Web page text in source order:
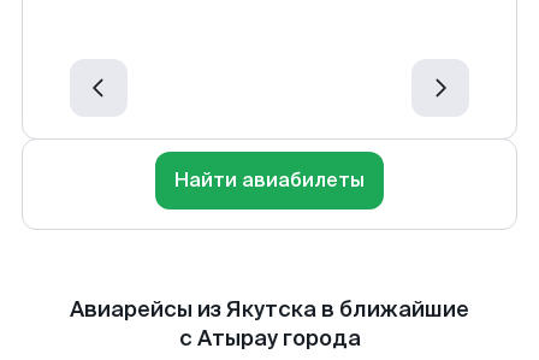
Найти авиабилеты
Авиарейсы из Якутска в ближайшие
с Атырау города